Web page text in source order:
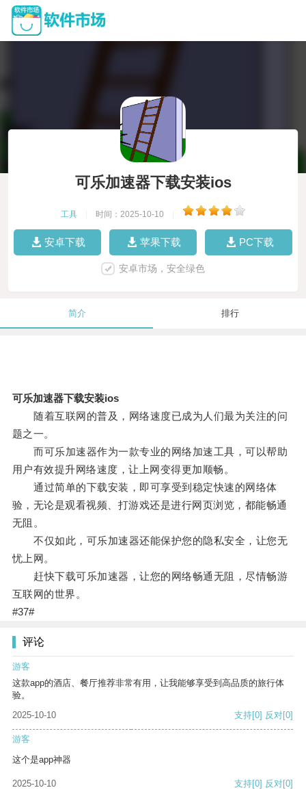
可乐加速器下载安装ios
工具 时间：2025-10-10
安卓下载 苹果下载 PC下载
安卓市场，安全绿色
简介 排行
可乐加速器下载安装ios
随着互联网的普及，网络速度已成为人们最为关注的问
题之一。
而可乐加速器作为一款专业的网络加速工具，可以帮助
用户有效提升网络速度，让上网变得更加顺畅。
通过简单的下载安装，即可享受到稳定快速的网络体
验，无论是观看视频、打游戏还是进行网页浏览，都能畅通
无阻。
不仅如此，可乐加速器还能保护您的隐私安全，让您无
忧上网。
赶快下载可乐加速器，让您的网络畅通无阻，尽情畅游
互联网的世界。
#37#
评论
游客
这款app的酒店、餐厅推荐非常有用，让我能够享受到高品质的旅行体
验。
2025-10-10
支持[0] 反对[0]
游客
这个是app神器
2025-10-10 支持[0] 反对[0]